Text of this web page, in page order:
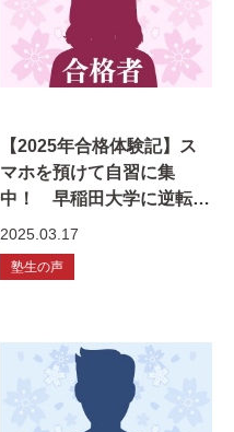
【2025年合格体験記】ス
マホを預けて自習に集
中！ 早稲田大学に逆転合
格！
2025.03.17
塾生の声